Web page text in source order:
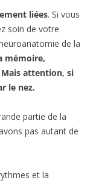
liées. Si vous
soin de votre
de la
mémoire,
attention, si
le nez.
partie de la
pas autant de
et la